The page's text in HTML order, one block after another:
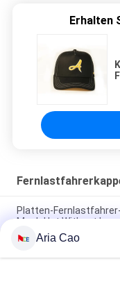
Erhalten
Platten-
Mesh Hat Without
Kappen Eco Hip Hops
Erwachsene Kinder
Aria Cao